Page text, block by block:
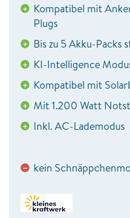
+ Kompatibel mit
Plugs
+ Bis zu 5 Akku-Packs
+ KI-Intelligence
+ Kompatibel mit
+ Mit 1.200 Watt
+ Inkl. AC-Lademodus
− kein